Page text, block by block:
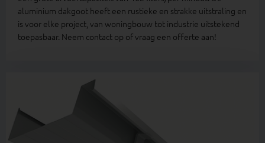
aluminium dakgoot heeft een rustieke en strakke uitstraling en
is voor elke project, van woningbouw tot industrie uitstekend
toepasbaar. Neem contact op of vraag een offerte aan!